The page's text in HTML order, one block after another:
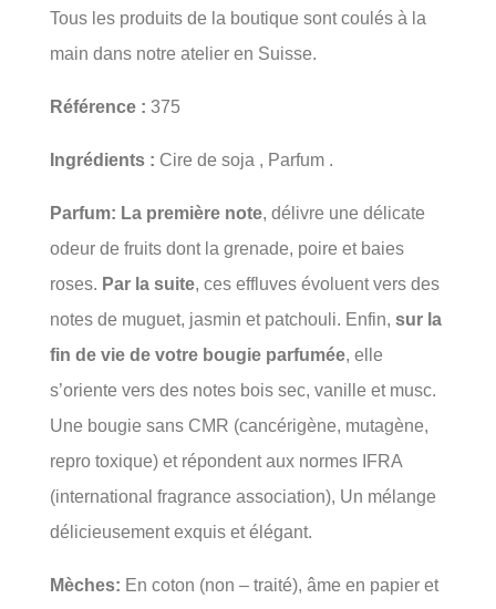
Tous les produits de la boutique sont coulés à la
main dans notre atelier en Suisse.
Référence : 375
Ingrédients : Cire de soja , Parfum .
Parfum: La première note, délivre une délicate
odeur de fruits dont la grenade, poire et baies
roses. Par la suite, ces effluves évoluent vers des
notes de muguet, jasmin et patchouli. Enfin, sur la
fin de vie de votre bougie parfumée, elle
s’oriente vers des notes bois sec, vanille et musc.
Une bougie sans CMR (cancérigène, mutagène,
repro toxique) et répondent aux normes IFRA
(international fragrance association), Un mélange
délicieusement exquis et élégant.
Mèches: En coton (non – traité), âme en papier et